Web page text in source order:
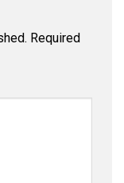
Required